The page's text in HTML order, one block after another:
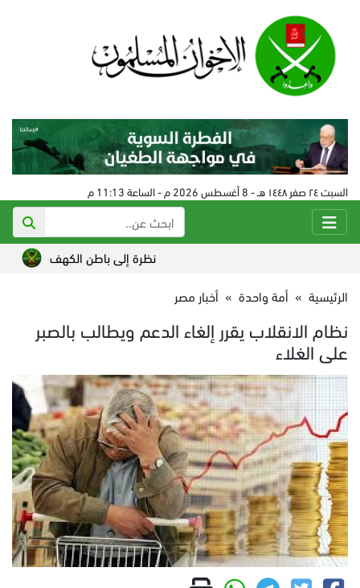
السبت ٢٤ صفر ١٤٤٨ هـ - 8 أغسطس 2026 م - الساعة 11:13 م
نظرة إلى باطن الكهف دواء
الرئيسية » أمة واحدة » أخبار مصر
نظام الانقلاب يقرر إلغاء الدعم ويطالب بالصبر
على الغلاء